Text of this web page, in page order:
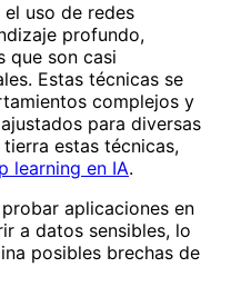
uso de redes
profundo,
que son casi
Estas técnicas se
complejos y
para diversas
estas técnicas,
learning en IA.
aplicaciones en
a datos sensibles, lo
posibles brechas de